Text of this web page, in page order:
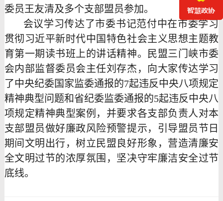
委员王友清及多个支部盟员参加。
会议学习传达了市委书记范付中在市委学习
贯彻习近平新时代中国特色社会主义思想主题教
育第一期读书班上的讲话精神。民盟三门峡市委
会内部监督委员会主任刘存杰，向大家传达学习
了中央纪委国家监委通报的7起违反中央八项规定
精神典型问题和省纪委监委通报的5起违反中央八
项规定精神典型案例，并要求各支部负责人对本
支部盟员做好廉政风险预警提示，引导盟员节日
期间文明出行，树立民盟良好形象，营造清廉安
全文明过节的浓厚氛围，坚决守牢廉洁安全过节
底线。